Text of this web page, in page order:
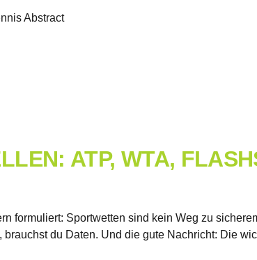
Abstract
ATP, WTA,
formuliert: Sportwetten sind kein Weg zu
du Daten. Und die gute Nachricht: Die